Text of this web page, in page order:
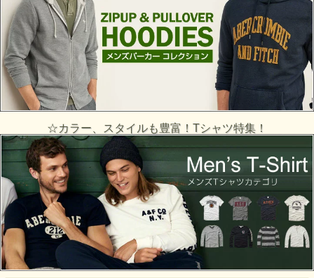
☆カラー、スタイルも豊富！Tシャツ特集！